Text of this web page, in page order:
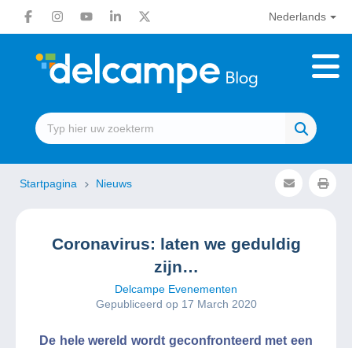
Nederlands
Startpagina Nieuws
Coronavirus: laten we geduldig
zijn…
Delcampe Evenementen
Gepubliceerd op 17 March 2020
De hele wereld wordt geconfronteerd met een